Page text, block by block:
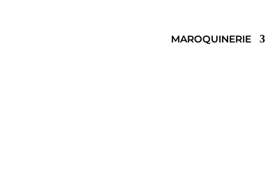
MAROQUINERIE